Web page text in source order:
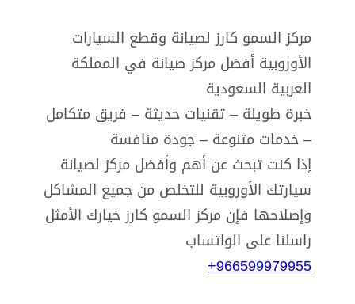
مركز السمو كارز لصيانة وقطع السيارات
الأوروبية أفضل مركز صيانة في المملكة
العربية السعودية
خبرة طويلة – تقنيات حديثة – فريق متكامل
– خدمات متنوعة – جودة منافسة
إذا كنت تبحث عن أهم وأفضل مركز لصيانة
سيارتك الأوروبية للتخلص من جميع المشاكل
وإصلاحها فإن مركز السمو كارز خيارك الأمثل
راسلنا على الواتساب
966599979955+